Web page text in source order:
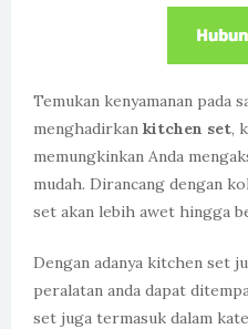
Temukan kenyamanan pada
menghadirkan kitchen set,
memungkinkan Anda
mudah. Dirancang dengan
set akan lebih awet hingga
Dengan adanya kitchen set
peralatan anda dapat
set juga termasuk dalam